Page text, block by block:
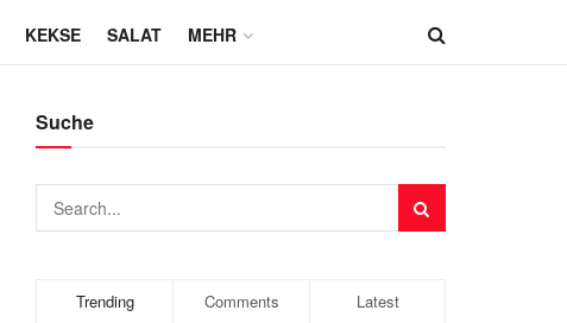
KEKSE SALAT MEHR
Suche
Trending Comments Latest